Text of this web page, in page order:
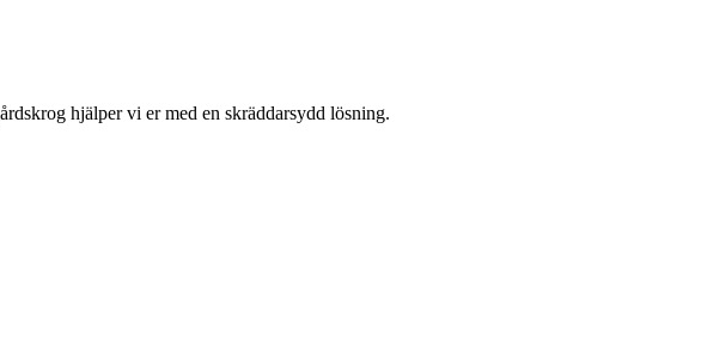
hjälper vi er med en skräddarsydd lösning.